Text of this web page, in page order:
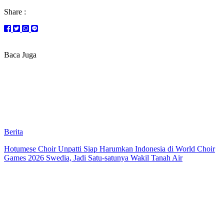
Share :
Baca Juga
Berita
Hotumese Choir Unpatti Siap Harumkan Indonesia di World Choir
Games 2026 Swedia, Jadi Satu-satunya Wakil Tanah Air